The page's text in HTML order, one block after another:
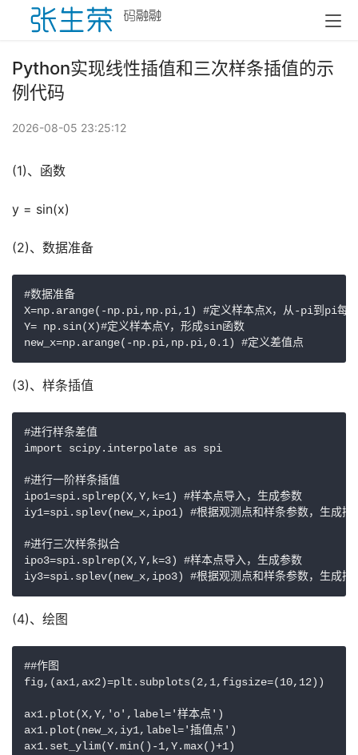
Python实现线性插值和三次样条插值的示
例代码
2026-08-05 23:25:12
(1)、函数
y = sin(x)
(2)、数据准备
#数据准备
X=np.arange(-np.pi,np.pi,1) #定义样本点X，从-pi到pi每次
Y= np.sin(X)#定义样本点Y，形成sin函数
(3)、样条插值
#进行样条差值
import scipy.interpolate as spi
#进行一阶样条插值
ipo1=spi.splrep(X,Y,k=1) #样本点导入，生成参数
iy1=spi.splev(new_x,ipo1) #根据观测点和样条参数，生成插
#进行三次样条拟合
ipo3=spi.splrep(X,Y,k=3) #样本点导入，生成参数
(4)、绘图
##作图
fig,(ax1,ax2)=plt.subplots(2,1,figsize=(10,12))
ax1.plot(X,Y,'o',label='样本点')
ax1.plot(new_x,iy1,label='插值点')
ax1.set_ylim(Y.min()-1,Y.max()+1)